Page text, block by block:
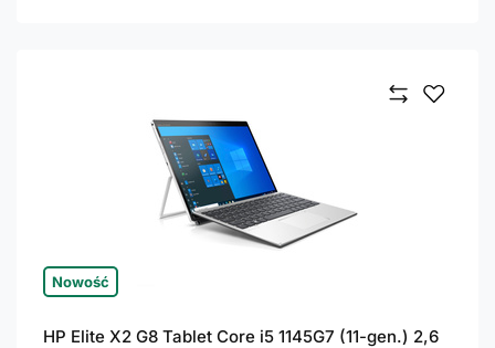
Nowość
HP Elite X2 G8 Tablet Core i5 1145G7 (11-gen.) 2,6